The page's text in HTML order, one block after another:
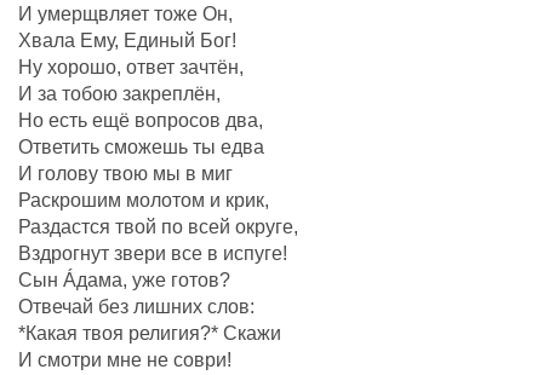
И умерщвляет тоже Он,
Хвала Ему, Единый Бог!
Ну хорошо, ответ зачтëн,
И за тобою закреплëн,
Но есть ещё вопросов два,
Ответить сможешь ты едва
И голову твою мы в миг
Раскрошим молотом и крик,
Раздастся твой по всей округе,
Вздрогнут звери все в испуге!
Сын Áдама, уже готов?
Отвечай без лишних слов:
*Какая твоя религия?* Скажи
И смотри мне не соври!